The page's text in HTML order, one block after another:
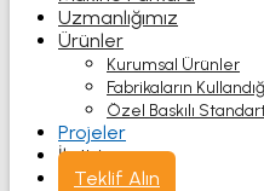
Özel Baskılı
Projeler
İletişim
Teklif Alın
Uzmanlığımız
Ürünler
Kurumsal Ürünler
Fabrikaların
Özel Baskılı
Projeler
İletişim
Teklif Alın